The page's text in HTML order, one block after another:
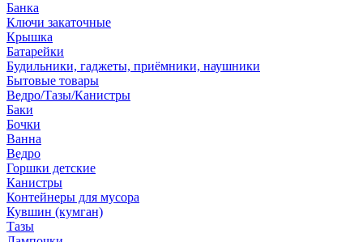
Банка
Ключи закаточные
Крышка
Батарейки
Будильники, гаджеты, приёмники, наушники
Бытовые товары
Ведро/Тазы/Канистры
Баки
Бочки
Ванна
Ведро
Горшки детские
Канистры
Контейнеры для мусора
Кувшин (кумган)
Тазы